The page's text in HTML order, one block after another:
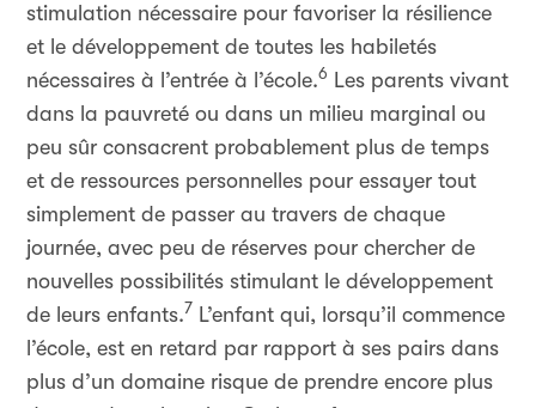
stimulation nécessaire pour favoriser la résilience
et le développement de toutes les habiletés
nécessaires à l’entrée à l’école.6 Les parents vivant
dans la pauvreté ou dans un milieu marginal ou
peu sûr consacrent probablement plus de temps
et de ressources personnelles pour essayer tout
simplement de passer au travers de chaque
journée, avec peu de réserves pour chercher de
nouvelles possibilités stimulant le développement
de leurs enfants.7 L’enfant qui, lorsqu’il commence
l’école, est en retard par rapport à ses pairs dans
plus d’un domaine risque de prendre encore plus